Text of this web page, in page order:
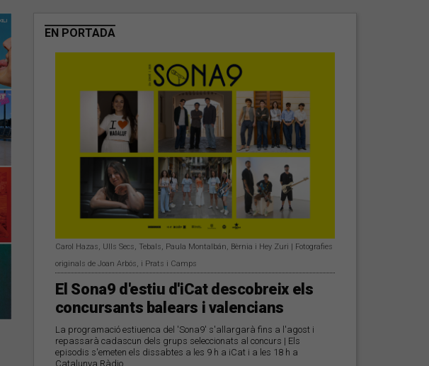
EN PORTADA
Carol Hazas, Ulls Secs, Tebals, Paula Montalbán, Bèrnia i Hey Zuri | Fotografies
originals de Joan Arbós, i Prats i Camps
El Sona9 d'estiu d'iCat descobreix els
concursants balears i valencians
La programació estiuenca del 'Sona9' s'allargarà fins a l'agost i
repassarà cadascun dels grups seleccionats al concurs | Els
episodis s'emeten els dissabtes a les 9 h a iCat i a les 18 h a
Catalunya Ràdio